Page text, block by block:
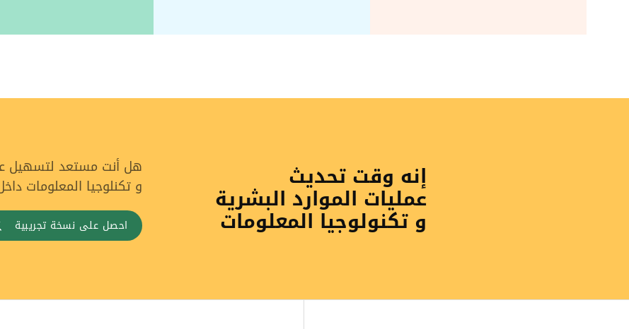
إنه وقت تحديث
عمليات الموارد البشرية
و تكنولوجيا المعلومات
هل أنت مستعد لتسهيل
و تكنلوجيا المعلومات
احصل على نسخة تجريبية